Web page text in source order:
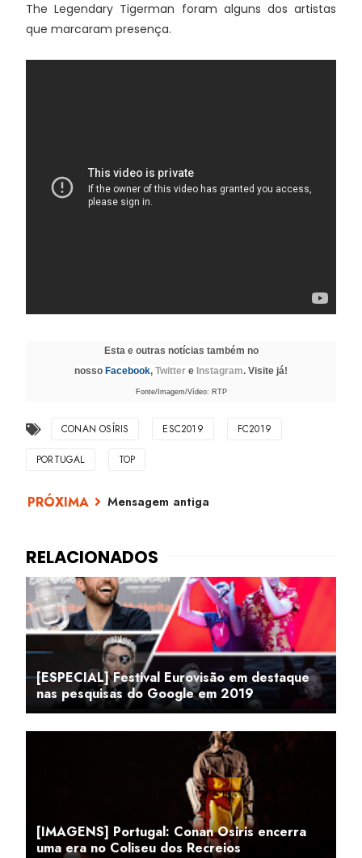
The Legendary Tigerman foram alguns dos artistas
que marcaram presença.
Esta e outras notícias também no
nosso Facebook, Twitter e Instagram. Visite já!
Fonte/Imagem/Vídeo: RTP
CONAN OSÍRIS ESC2019 FC2019
PORTUGAL TOP
Mensagem antiga
[ESPECIAL] Festival Eurovisão em destaque
nas pesquisas do Google em 2019
[IMAGENS] Portugal: Conan Osiris encerra
uma era no Coliseu dos Recreios